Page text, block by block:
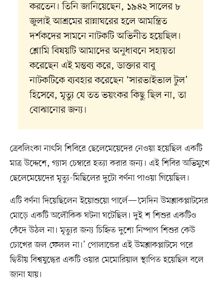
করতেন। তিনি জানিয়েছেন, ১৯৪২ সালের ৮
জুলাই আশ্রমের রান্নাঘরের হলে আমন্ত্রিত
দর্শকদের সামনে নাটকটি অভিনীত হয়েছিল।
শ্লোমি বিষয়টি আমাদের অনুধাবনে সহায়তা
করেছেন এই মন্তব্য করে, ডাক্তার বাবু
নাটকটিকে ব্যবহার করেছেন ‘সারভাইভাল টুল’
হিসেবে, মৃত্যু যে তত ভয়ংকর কিছু ছিল না, তা
বোঝানোর জন্য।
ত্রেবলিংকা নাৎসি শিবিরে ছেলেমেয়েদের নেওয়া হয়েছিল একটি
মাত্র উদ্দেশে, গ্যাস চেম্বারে হত্যা করার জন্য। এই শিবির অভিমুখে
ছেলেমেয়েদের মৃত্যু-মিছিলের দুটো বর্ণনা পাওয়া গিয়েছিল।
এটি বর্ণনা দিয়েছিলেন ইয়োশুয়ো পার্লে—‘সেদিন উমশ্লাকপ্লাটসের
মোড়ে একটি অলৌকিক ঘটনা ঘটেছিল। দুই শ শিশুর একটিও
কেঁদে উঠল না। মৃত্যুর জন্য চিহ্নিত দুশো নিষ্পাপ শিশুর কেউ
চোখের জল ফেলল না।’ পোলান্ডের এই উমশ্লাকপ্লাটসে পরে
দ্বিতীয় বিশ্বযুদ্ধের একটি ওয়ার মেমোরিয়াল স্থাপিত হয়েছিল বলে
জানা যায়।